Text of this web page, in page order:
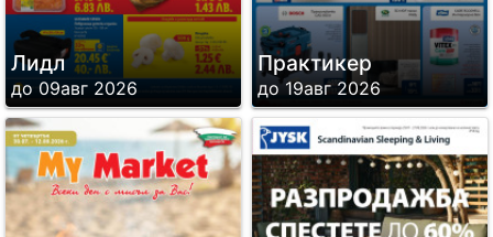
Лидл
до 09авг 2026
Практикер
до 19авг 2026